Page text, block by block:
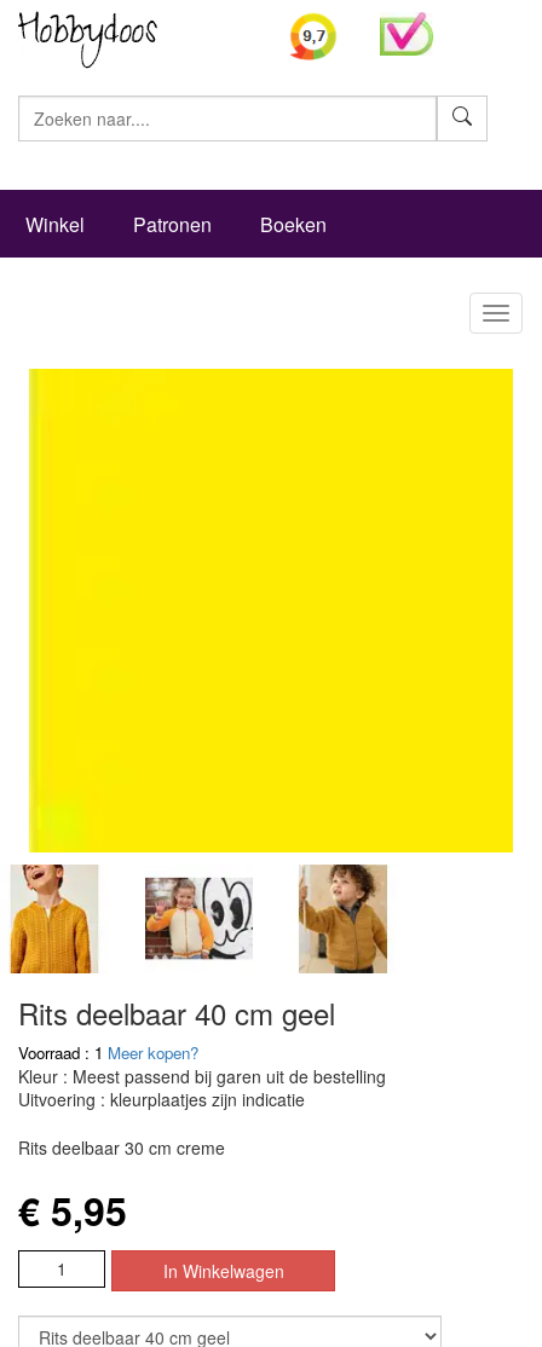
Winkel Patronen Boeken
Rits deelbaar 40 cm geel
Voorraad : 1 Meer kopen?
Kleur : Meest passend bij garen uit de bestelling
Uitvoering : kleurplaatjes zijn indicatie
Rits deelbaar 30 cm creme
€ 5,95